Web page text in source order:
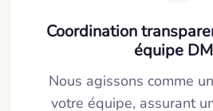
Coordination
équipe
Nous agissons comme
votre équipe, assurant